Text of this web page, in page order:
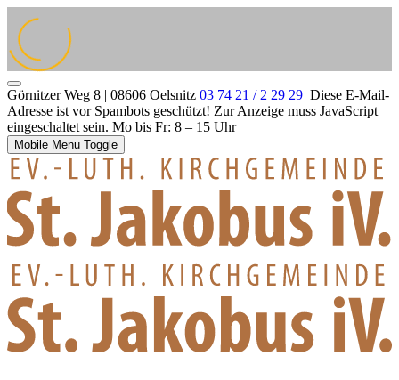
Görnitzer Weg 8 | 08606 Oelsnitz 03 74 21 / 2 29 29 Diese E-Mail-
Adresse ist vor Spambots geschützt! Zur Anzeige muss JavaScript
eingeschaltet sein. Mo bis Fr: 8 – 15 Uhr
Mobile Menu Toggle